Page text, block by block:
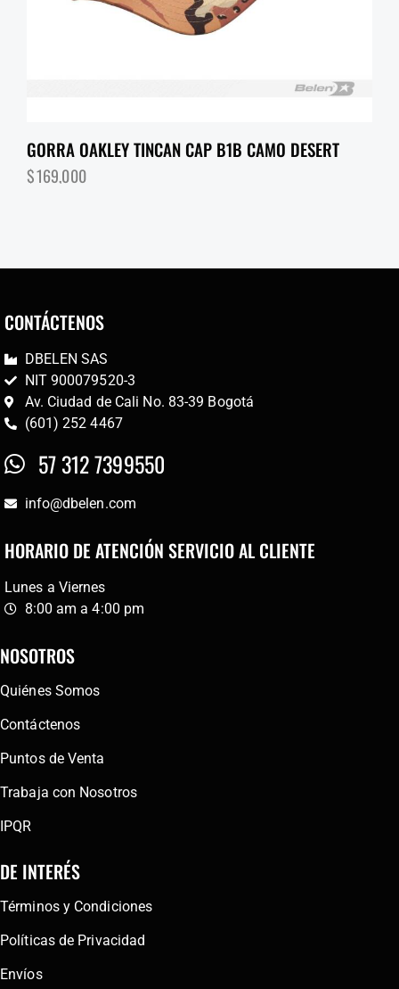
GORRA OAKLEY TINCAN CAP B1B CAMO DESERT
$169,000
CONTÁCTENOS
DBELEN SAS
NIT 900079520-3
Av. Ciudad de Cali No. 83-39 Bogotá
(601) 252 4467
57 312 7399550
info@dbelen.com
HORARIO DE ATENCIÓN SERVICIO AL CLIENTE
Lunes a Viernes
8:00 am a 4:00 pm
NOSOTROS
Quiénes Somos
Contáctenos
Puntos de Venta
Trabaja con Nosotros
IPQR
DE INTERÉS
Términos y Condiciones
Políticas de Privacidad
Envíos